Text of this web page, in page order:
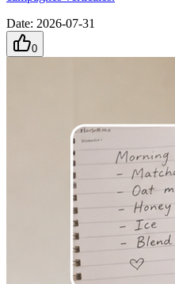
Date: 2026-07-31
0